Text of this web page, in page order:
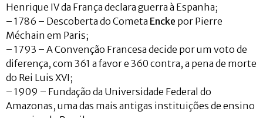
Henrique IV da França declara guerra à Espanha;
– 1786 – Descoberta do Cometa Encke por Pierre
Méchain em Paris;
– 1793 – A Convenção Francesa decide por um voto de
diferença, com 361 a favor e 360 contra, a pena de morte
do Rei Luis XVI;
– 1909 – Fundação da Universidade Federal do
Amazonas, uma das mais antigas instituições de ensino